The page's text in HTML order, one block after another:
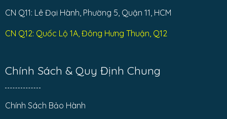
CN Q11: Lê Đại Hành, Phường 5, Quận 11, HCM
CN Q12: Quốc Lộ 1A, Đông Hưng Thuận, Q12
Chính Sách & Quy Định Chung
Chính Sách Bảo Hành